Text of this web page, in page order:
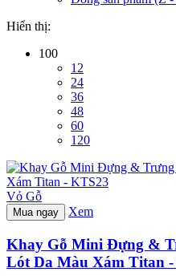
Hiển thị:
100
12
24
36
48
60
120
Vỏ Gỗ
Mua ngay Xem
Khay Gỗ Mini Đựng &
Lót Da Màu Xám Titan